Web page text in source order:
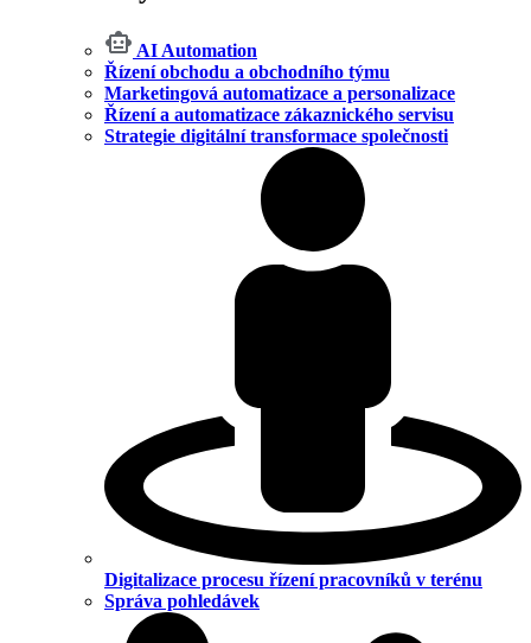
AI Automation
Řízení obchodu a obchodního týmu
Marketingová automatizace a personalizace
Řízení a automatizace zákaznického servisu
Strategie digitální transformace společnosti
Digitalizace procesu řízení pracovníků v terénu
Správa pohledávek